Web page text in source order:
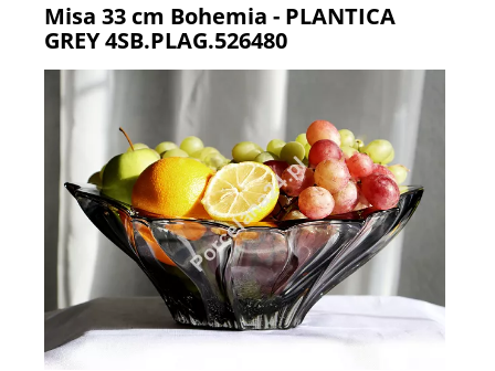
Misa 33 cm Bohemia - PLANTICA
GREY 4SB.PLAG.526480